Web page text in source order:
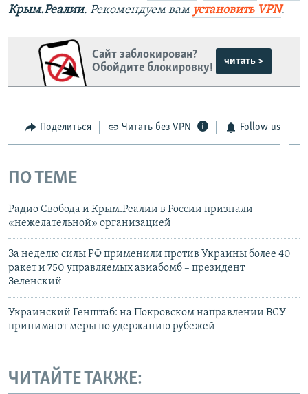
Крым.Реалии. Рекомендуем вам установить VPN.
Сайт заблокирован?
Обойдите блокировку!
читать >
Поделиться Читать без VPN Follow us
ПО ТЕМЕ
Радио Свобода и Крым.Реалии в России признали
«нежелательной» организацией
За неделю силы РФ применили против Украины более 40
ракет и 750 управляемых авиабомб – президент
Зеленский
Украинский Генштаб: на Покровском направлении ВСУ
принимают меры по удержанию рубежей
ЧИТАЙТЕ ТАКЖЕ: